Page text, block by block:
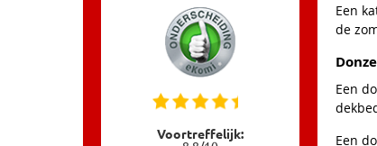
Voortreffelijk:
Een
de
Een
Een